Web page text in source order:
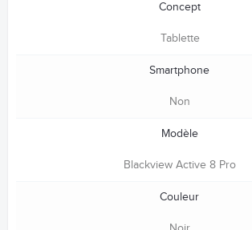
Concept
Tablette
Smartphone
Non
Modèle
Blackview Active 8 Pro
Couleur